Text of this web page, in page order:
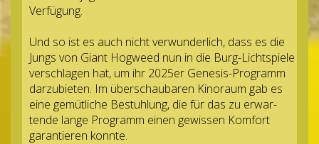
Verfügung.
Und so ist es auch nicht ver­wun­der­lich, dass es die
Jungs von Giant Hog­weed nun in die Burg-Licht­spiele
ver­schla­gen hat, um ihr 2025er Gene­sis-Pro­gramm
dar­zu­bie­ten. Im über­schau­ba­ren Kino­raum gab es
eine gemüt­li­che Bestuh­lung, die für das zu erwar­
tende lange Pro­gramm einen gewis­sen Kom­fort
garan­tie­ren konnte.